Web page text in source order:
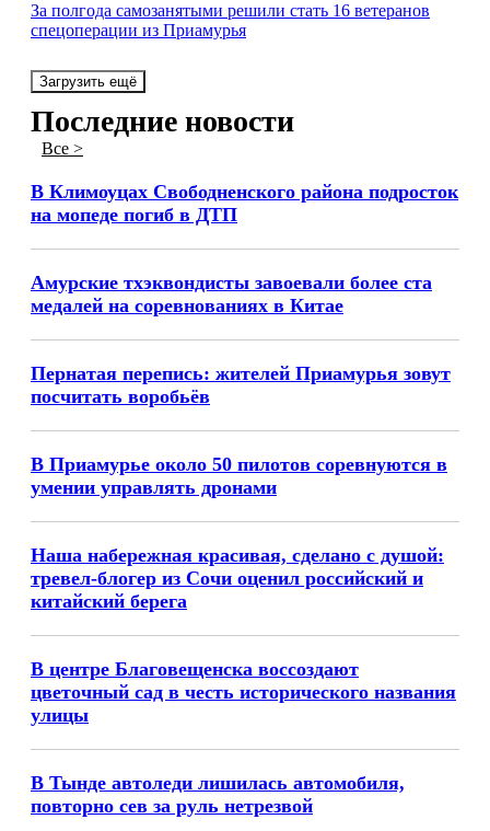
За полгода самозанятыми решили стать 16 ветеранов
спецоперации из Приамурья
Загрузить ещё
Последние новости
Все >
В Климоуцах Свободненского района подросток
на мопеде погиб в ДТП
Амурские тхэквондисты завоевали более ста
медалей на соревнованиях в Китае
Пернатая перепись: жителей Приамурья зовут
посчитать воробьёв
В Приамурье около 50 пилотов соревнуются в
умении управлять дронами
Наша набережная красивая, сделано с душой:
тревел-блогер из Сочи оценил российский и
китайский берега
В центре Благовещенска воссоздают
цветочный сад в честь исторического названия
улицы
В Тынде автоледи лишилась автомобиля,
повторно сев за руль нетрезвой